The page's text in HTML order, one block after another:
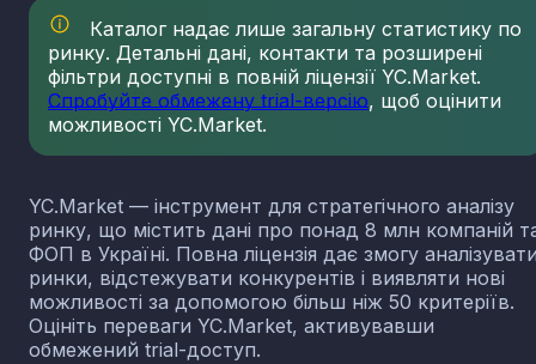
Каталог надає лише загальну статистику по
ринку. Детальні дані, контакти та розширені
фільтри доступні в повній ліцензії YC.Market.
Спробуйте обмежену trial-версію, щоб оцінити
можливості YC.Market.
YC.Market — інструмент для стратегічного аналізу
ринку, що містить дані про понад 8 млн компаній
ФОП в Україні. Повна ліцензія дає змогу
ринки, відстежувати конкурентів і виявляти нові
можливості за допомогою більш ніж 50 критеріїв.
Оцініть переваги YC.Market, активувавши
обмежений trial-доступ.